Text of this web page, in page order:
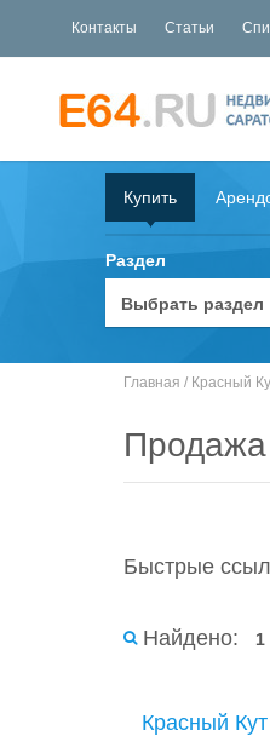
Контакты Статьи
Купить
Раздел
Главная / Красный
Быстрые
Найдено: 1
Красный